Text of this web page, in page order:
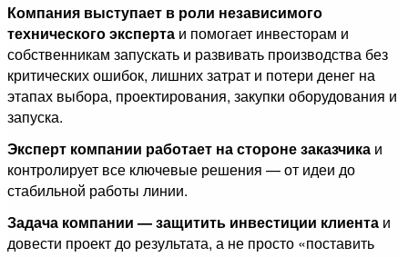
Компания выступает в роли независимого
технического эксперта и помогает инвесторам и
собственникам запускать и развивать производства без
критических ошибок, лишних затрат и потери денег на
этапах выбора, проектирования, закупки оборудования и
запуска.
Эксперт компании работает на стороне заказчика и
контролирует все ключевые решения — от идеи до
стабильной работы линии.
Задача компании — защитить инвестиции клиента и
довести проект до результата, а не просто «поставить